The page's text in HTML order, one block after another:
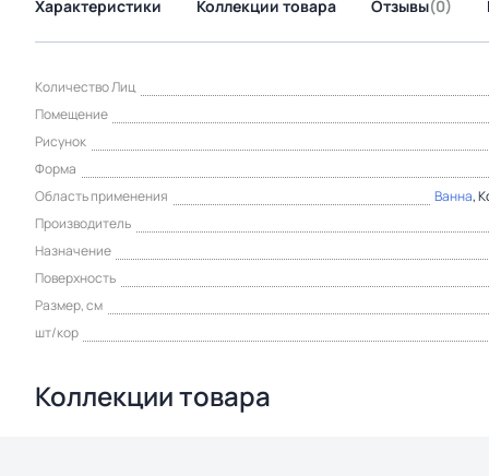
Характеристики Коллекции товара Отзывы(0)
Количество Лиц
Помещение
Рисунок
Форма
Область применения
Ванна,
Производитель
Назначение
Поверхность
Размер, см
шт/кор
Коллекции товара